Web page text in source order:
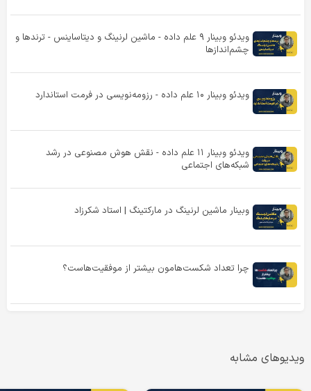
ویدئو وبینار ۹ علم داده - ماشین لرنینگ و دیتاساینس - ترندها و
چشم‌اندازها
ویدئو وبینار ۱۰ علم داده - رزومه‌‌نویسی در فرمت استاندارد
ویدئو وبینار ۱۱ علم داده - نقش هوش مصنوعی در رشد
شبکه‌های اجتماعی
وبینار ماشین لرنینگ در مارکتینگ | استاد شکرزاد
چرا تعداد شکست‌هامون بیشتر از موفقیت‌هاست؟
ویدیوهای مشابه